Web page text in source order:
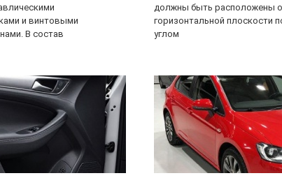
и винтовыми
В состав
должны быть расположены
горизонтальной плоскости
углом